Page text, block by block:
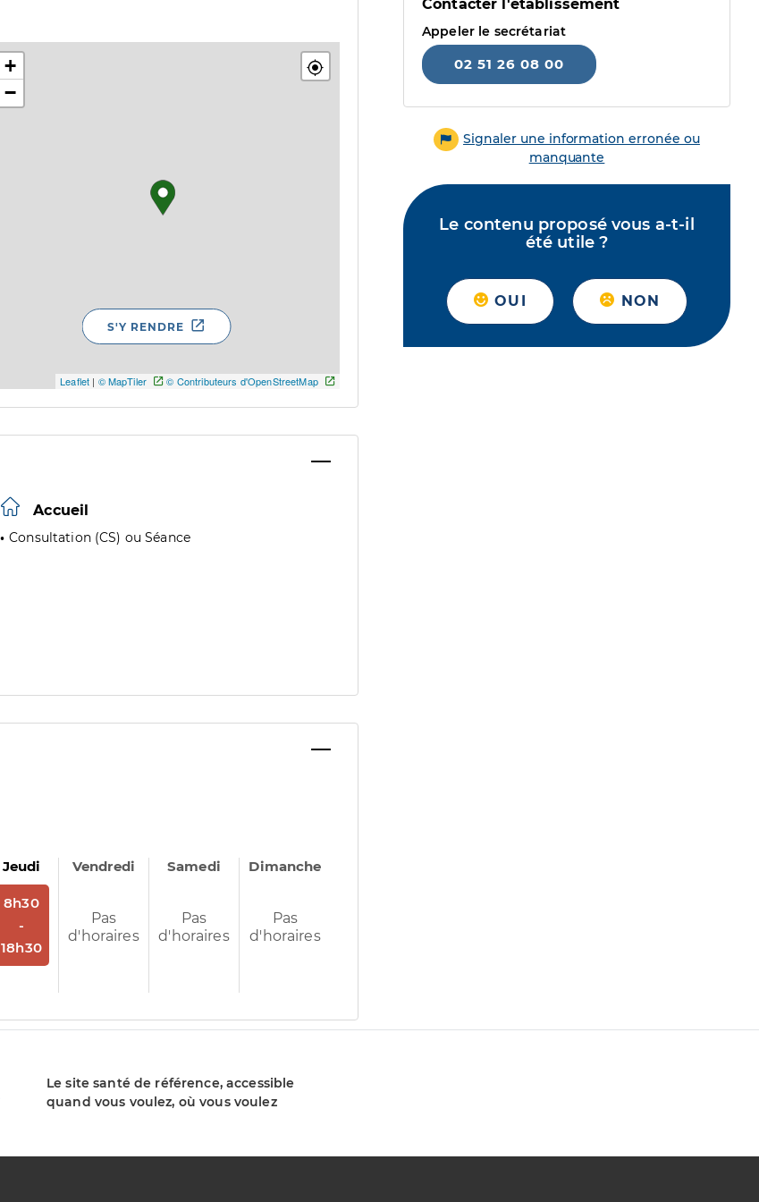
+
−
Leaflet | © MapTiler © Contributeurs d'OpenStreetMap
S'Y RENDRE
Accueil
Consultation (CS) ou Séance
Jeudi
Sur rendez-vous
8h30
-
18h30
Vendredi
Pas
d'horaires
Samedi
Pas
d'horaires
Dimanche
Pas
d'horaires
Contacter l'établissement
Appeler le secrétariat
02 51 26 08 00
Signaler une information erronée ou
manquante
Le contenu proposé vous a-t-il
été utile ?
OUI NON
Le site santé de référence, accessible
quand vous voulez, où vous voulez